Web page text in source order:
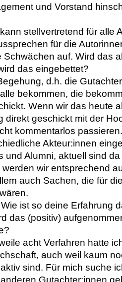
und Vorstand
stellvertretend für alle
für die
Schwächen auf. Wird das
das eingebettet?
d.h. die
bekommen, die
Wenn wir das heute
direkt geschickt mit der
kommentarlos
Akteur:innen
und Alumni, aktuell sind
wir entsprechend
auch Sachen, die für
ist so deine Erfahrung
das (positiv)
acht Verfahren hatte
auch weil kaum
sind. Für mich suche